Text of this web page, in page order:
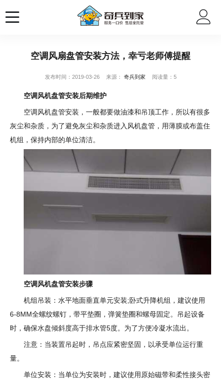
空调风扇盘管安装方法，幸亏老师傅提醒
发布时间：2019-03-26 来源： 奇兵到家 阅读量：5
空调风机盘管安装后期维护
空调风机盘管安装，一般都要做油漆和吊顶工作，所以有很多
灰尘和杂质，为了避免灰尘和杂质进入风机盘管，用薄膜或布盖住
机组，保持内部的单位清洁。
空调风机盘管安装步骤
机组吊装：水平地面垂直单元安装;卧式升降机组，建议使用
6-8MM全螺纹螺钉，带平垫圈，弹簧垫圈和螺母固定。吊起设备
时，确保水盘倾斜度高于排水管5度。为了方便冷凝水流出。
注意：当装置吊起时，吊点应紧密坚固，以承受单位运行重
量。
单位安装：当单位为安装时，建议使用原始磁带和柔性接头密